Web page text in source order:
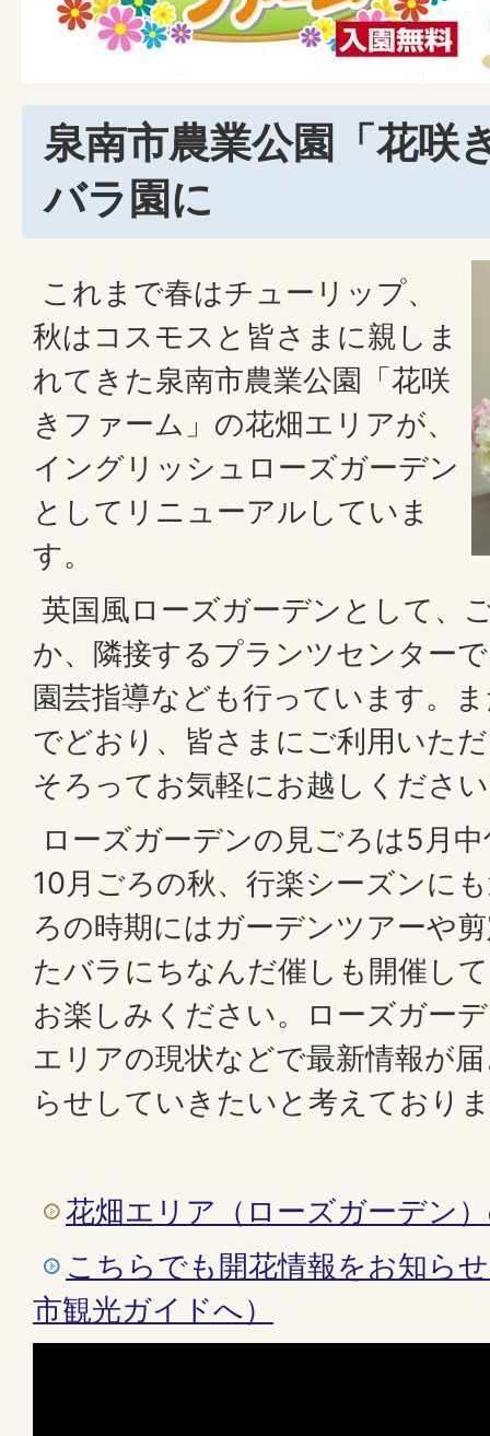
泉南市農業公園「花咲
バラ園に
これまで春はチューリップ、
秋はコスモスと皆さまに親しま
れてきた泉南市農業公園「花咲
きファーム」の花畑エリアが、
イングリッシュローズガーデン
としてリニューアルしていま
す。
英国風ローズガーデンとして、
か、隣接するプランツセンター
園芸指導なども行っています。
でどおり、皆さまにご利用いた
そろってお気軽にお越しくださ
ローズガーデンの見ごろは5月
10月ごろの秋、行楽シーズンに
ろの時期にはガーデンツアーや
たバラにちなんだ催しも開催し
お楽しみください。ローズガー
エリアの現状などで最新情報が
らせしていきたいと考えており
花畑エリア（ローズガーデン
こちらでも開花情報をお知ら
市観光ガイドへ）